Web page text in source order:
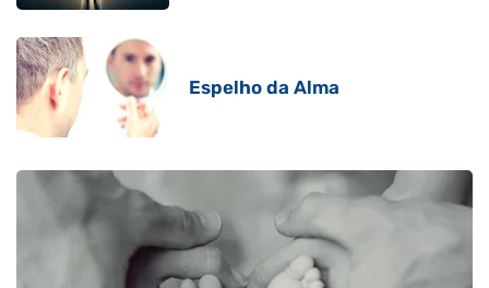
Espelho da Alma